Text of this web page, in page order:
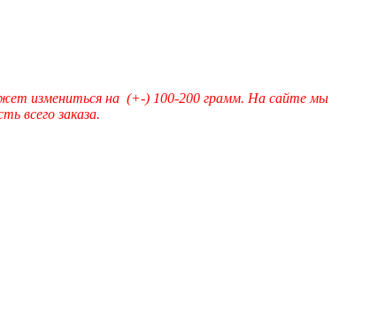
измениться на (+-) 100-200 грамм. На сайте мы
всего заказа.